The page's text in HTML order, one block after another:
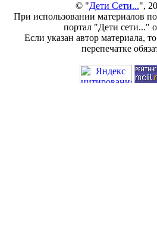
© "Дети Сети...",
При использовании материалов
портал "Дети сети..."
Если указан автор материала,
перепечатке